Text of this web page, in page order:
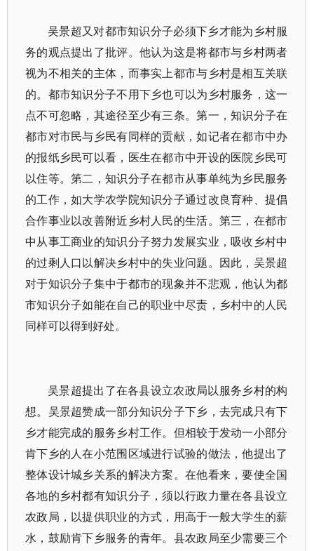
吴景超又对都市知识分子必须下乡才能为乡村服
务的观点提出了批评。他认为这是将都市与乡村两者
视为不相关的主体，而事实上都市与乡村是相互关联
的。都市知识分子不用下乡也可以为乡村服务，这一
点不可忽略，其途径至少有三条。第一，知识分子在
都市对市民与乡民有同样的贡献，如记者在都市中办
的报纸乡民可以看，医生在都市中开设的医院乡民可
以住等。第二，知识分子在都市从事单纯为乡民服务
的工作，如大学农学院知识分子通过改良育种、提倡
合作事业以改善附近乡村人民的生活。第三，在都市
中从事工商业的知识分子努力发展实业，吸收乡村中
的过剩人口以解决乡村中的失业问题。因此，吴景超
对于知识分子集中于都市的现象并不悲观，他认为都
市知识分子如能在自己的职业中尽责，乡村中的人民
同样可以得到好处。
吴景超提出了在各县设立农政局以服务乡村的构
想。吴景超赞成一部分知识分子下乡，去完成只有下
乡才能完成的服务乡村工作。但相较于发动一小部分
肯下乡的人在小范围区域进行试验的做法，他提出了
整体设计城乡关系的解决方案。在他看来，要使全国
各地的乡村都有知识分子，须以行政力量在各县设立
农政局，以提供职业的方式，用高于一般大学生的薪
水，鼓励肯下乡服务的青年。县农政局至少需要三个